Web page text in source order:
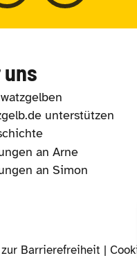
uns
unterstützen
an Arne
an Simon
Barrierefreiheit |